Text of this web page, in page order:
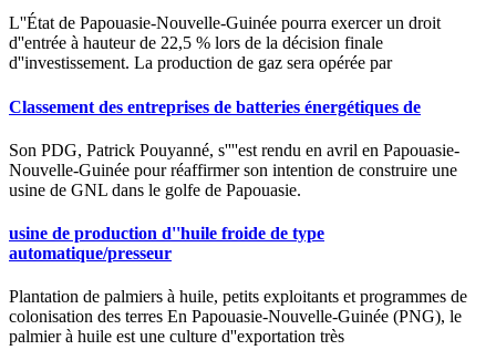
L''État de Papouasie-Nouvelle-Guinée pourra exercer un droit
d''entrée à hauteur de 22,5 % lors de la décision finale
d''investissement. La production de gaz sera opérée par
Classement des entreprises de batteries énergétiques de
Son PDG, Patrick Pouyanné, s''''est rendu en avril en Papouasie-
Nouvelle-Guinée pour réaffirmer son intention de construire une
usine de GNL dans le golfe de Papouasie.
usine de production d''huile froide de type
automatique/presseur
Plantation de palmiers à huile, petits exploitants et programmes de
colonisation des terres En Papouasie-Nouvelle-Guinée (PNG), le
palmier à huile est une culture d''exportation très